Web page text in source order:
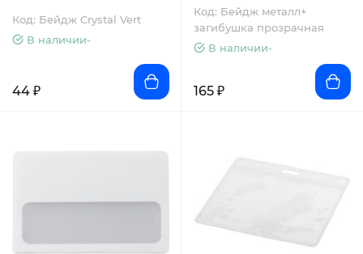
Код: Бейдж Crystal Vert
В наличии-
44 ₽
Код: Бейдж металл+
загибушка прозрачная
В наличии-
165 ₽